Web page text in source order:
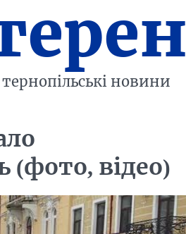
тернопільські новини
(фото, відео)